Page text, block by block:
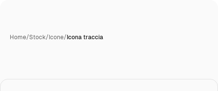
Home/Stock/Icone/Icona traccia